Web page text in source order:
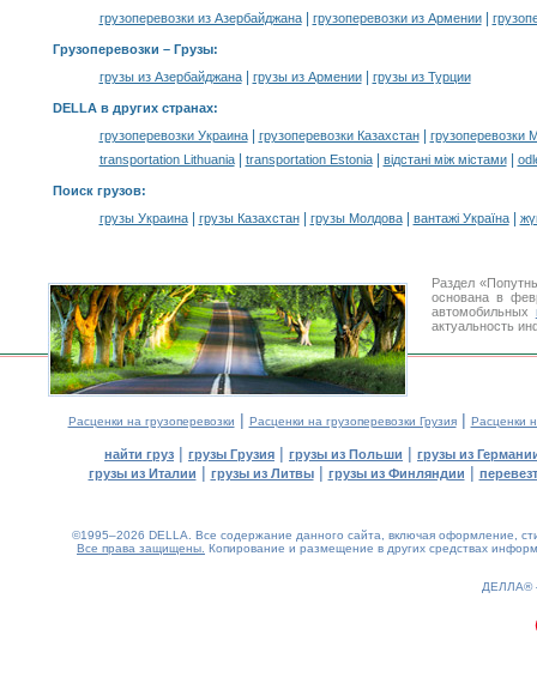
грузоперевозки из Азербайджана| грузоперевозки из Армении|
Грузоперевозки – Грузы:
грузы из Азербайджана| грузы из Армении| грузы из Турции
DELLA в других странах:
грузоперевозки Украина| грузоперевозки Казахстан|
грузоперевозки
transportation Lithuania| transportation Estonia| відстані між містами|
Поиск грузов:
грузы Украина| грузы Казахстан| грузы Молдова| вантажі Україна|
Раздел
основана в
автомобильных
актуальность
Расценки на грузоперевозки | Расценки на грузоперевозки Грузия| Расценки
найти груз | грузы Грузия | грузы из Польши | грузы из
грузы из Италии | грузы из Литвы| грузы из Финляндии |
©1995–2026 DELLA. Все содержание данного сайта, включая оформление,
Все права защищены. Копирование и размещение в других средствах